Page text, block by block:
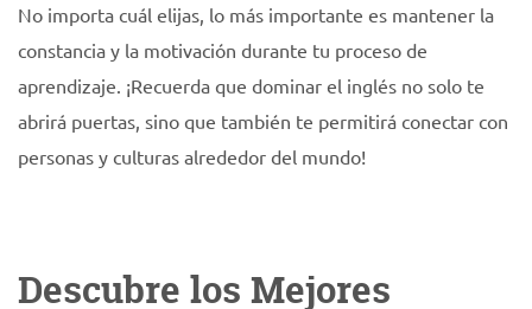
No importa cuál elijas, lo más importante es mantener la
constancia y la motivación durante tu proceso de
aprendizaje. ¡Recuerda que dominar el inglés no solo te
abrirá puertas, sino que también te permitirá conectar con
personas y culturas alrededor del mundo!
Descubre los Mejores